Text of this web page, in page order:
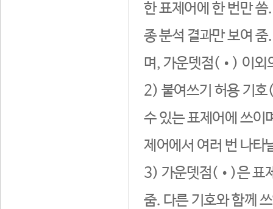
한 표제어에 한 번만
종 분석 결과만 보여
며, 가운뎃점(•) 이외
2) 붙여쓰기 허용 기호
수 있는 표제어에 쓰이
제어에서 여러 번 나타
3) 가운뎃점(•)은 표
줌. 다른 기호와 함께